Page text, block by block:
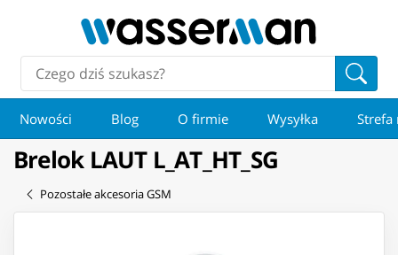
Nowości Blog O firmie Wysyłka Strefa
Brelok LAUT L_AT_HT_SG
Pozostałe akcesoria GSM